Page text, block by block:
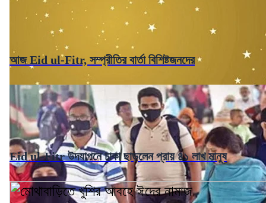
আজ Eid ul-Fitr, সম্প্রীতির বার্তা বিশিষ্টজনদের
Eid ul-Fitr উদযাপনে ঢাকা ছাড়লেন প্রায় ৪১ লাখ মানুষ